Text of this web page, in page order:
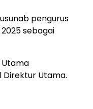
pengurus
sebagai
Utama
Direktur Utama.